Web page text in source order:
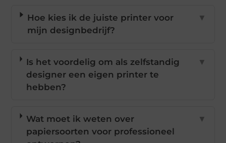
Hoe kies ik de juiste printer voor
mijn designbedrijf?
▼
Is het voordelig om als zelfstandig
designer een eigen printer te
hebben?
▼
Wat moet ik weten over
papiersoorten voor professioneel
▼